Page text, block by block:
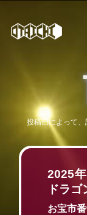
投稿日によって
2025
ドラ
お宝市